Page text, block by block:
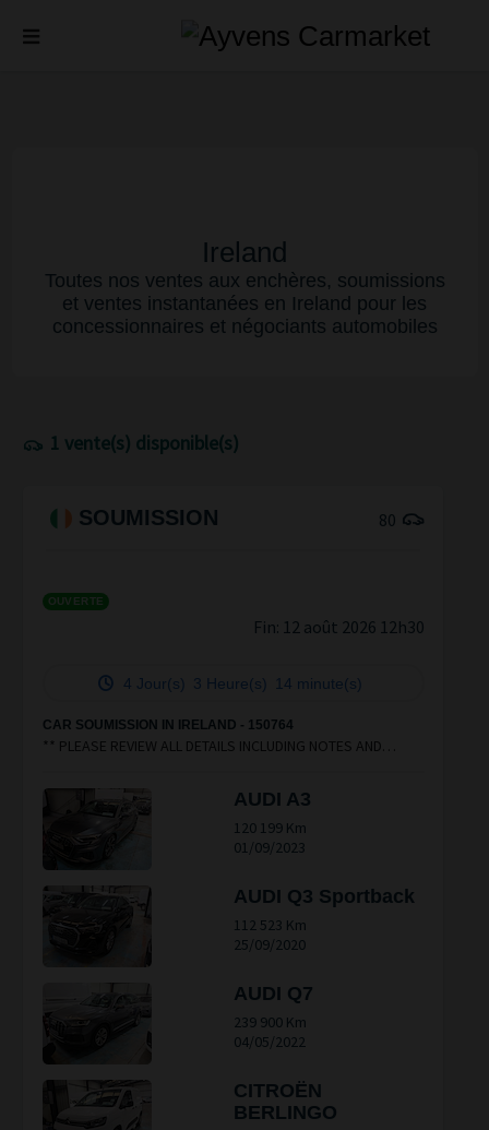
Ireland
Toutes nos ventes aux enchères, soumissions
et ventes instantanées en Ireland pour les
concessionnaires et négociants automobiles
1 vente(s) disponible(s)
SOUMISSION 80
OUVERTE
Fin: 12 août 2026 12h30
4 Jour(s) 3 Heure(s) 14 minute(s)
CAR SOUMISSION IN IRELAND - 150764
** PLEASE REVIEW ALL DETAILS INCLUDING NOTES AND
AUDI A3
120 199 Km
01/09/2023
AUDI Q3 Sportback
112 523 Km
25/09/2020
AUDI Q7
239 900 Km
04/05/2022
CITROËN
BERLINGO